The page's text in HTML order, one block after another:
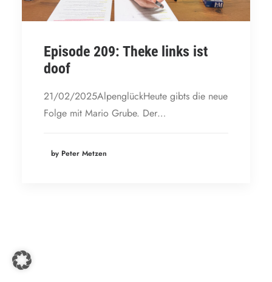
Episode 209: Theke links ist
doof
21/02/2025AlpenglückHeute gibts die neue
Folge mit Mario Grube. Der…
by Peter Metzen